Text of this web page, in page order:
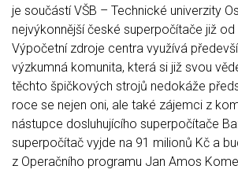
je součástí VŠB – Technické univerzity
nejvýkonnější české superpočítače již od
Výpočetní zdroje centra využívá
výzkumná komunita, která si již svou
těchto špičkových strojů nedokáže
roce se nejen oni, ale také zájemci z
nástupce dosluhujícího superpočítače
superpočítač vyjde na 91 milionů Kč a
z Operačního programu Jan Amos